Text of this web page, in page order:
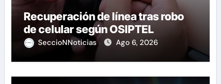
Recuperación de línea tras robo
de celular según OSIPTEL
SeccioNNoticias Ago 6, 2026